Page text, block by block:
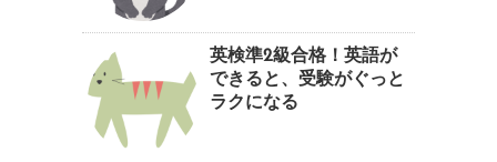
英検準2級合格！英語が
できると、受験がぐっと
ラクになる